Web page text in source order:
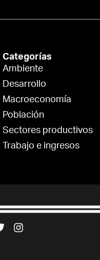
Categorías
Ambiente
Desarrollo
Macroeconomía
Población
Sectores productivos
Trabajo e ingresos